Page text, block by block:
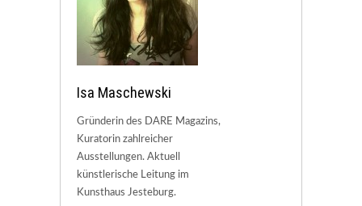
Isa Maschewski
Gründerin des DARE Magazins,
Kuratorin zahlreicher
Ausstellungen. Aktuell
künstlerische Leitung im
Kunsthaus Jesteburg.